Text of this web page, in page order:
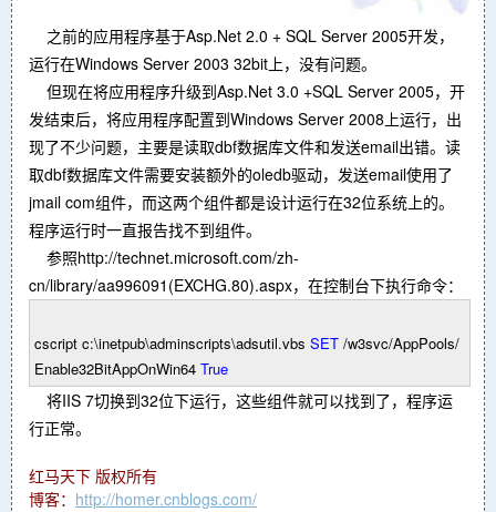
之前的应用程序基于Asp.Net 2.0 + SQL Server 2005开发，
运行在Windows Server 2003 32bit上，没有问题。
但现在将应用程序升级到Asp.Net 3.0 +SQL Server 2005，开
发结束后，将应用程序配置到Windows Server 2008上运行，出
现了不少问题，主要是读取dbf数据库文件和发送email出错。读
取dbf数据库文件需要安装额外的oledb驱动，发送email使用了
jmail com组件，而这两个组件都是设计运行在32位系统上的。
程序运行时一直报告找不到组件。
参照http://technet.microsoft.com/zh-
cn/library/aa996091(EXCHG.80).aspx，在控制台下执行命令：
cscript c:\inetpub\adminscripts\adsutil.vbs SET /w3svc/AppPools/
Enable32BitAppOnWin64 True
将IIS 7切换到32位下运行，这些组件就可以找到了，程序运
行正常。
红马天下 版权所有
博客： http://homer.cnblogs.com/